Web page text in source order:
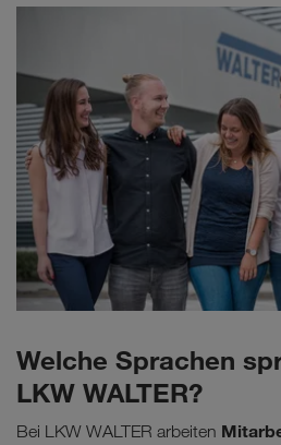
Welche Sprachen
LKW WALTER?
Bei LKW WALTER arbeiten